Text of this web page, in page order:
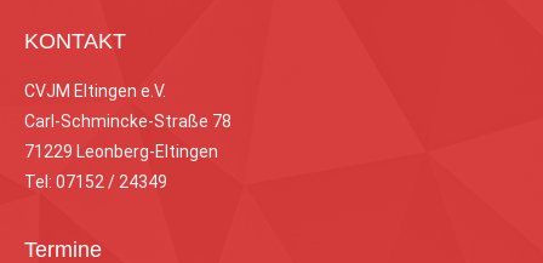
KONTAKT
CVJM Eltingen e.V.
Carl-Schmincke-Straße 78
71229 Leonberg-Eltingen
Tel: 07152 / 24349
Termine